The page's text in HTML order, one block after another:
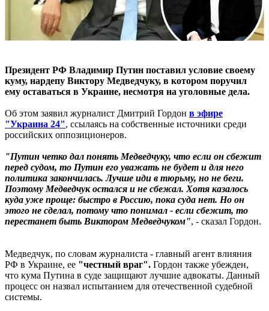
Президент РФ Владимир Путин поставил условие своему
куму, нардепу Виктору Медведчуку, в котором поручил
ему оставаться в Украине, несмотря на уголовные дела.
Об этом заявил журналист Дмитрий Гордон в эфире
"Украина 24", ссылаясь на собственные источники среди
российских оппозиционеров.
"Путин четко дал понять Медведчуку, что если он сбежит
перед судом, то Путин его уважать не будет и для него
политика закончилась. Лучше иди в тюрьму, но не беги.
Поэтому Медведчук остался и не сбежал. Хотя казалось
куда уже проще: быстро в Россию, пока суда нет. Но он
этого не сделал, потому что понимал - если сбежит, то
перестанет быть Виктором Медведчуком", - сказал Гордон.
Медведчук, по словам журналиста - главный агент влияния
РФ в Украине, ее "честный враг". Гордон также убежден,
что кума Путина в суде защищают лучшие адвокаты. Данный
процесс он назвал испытанием для отечественной судебной
системы.